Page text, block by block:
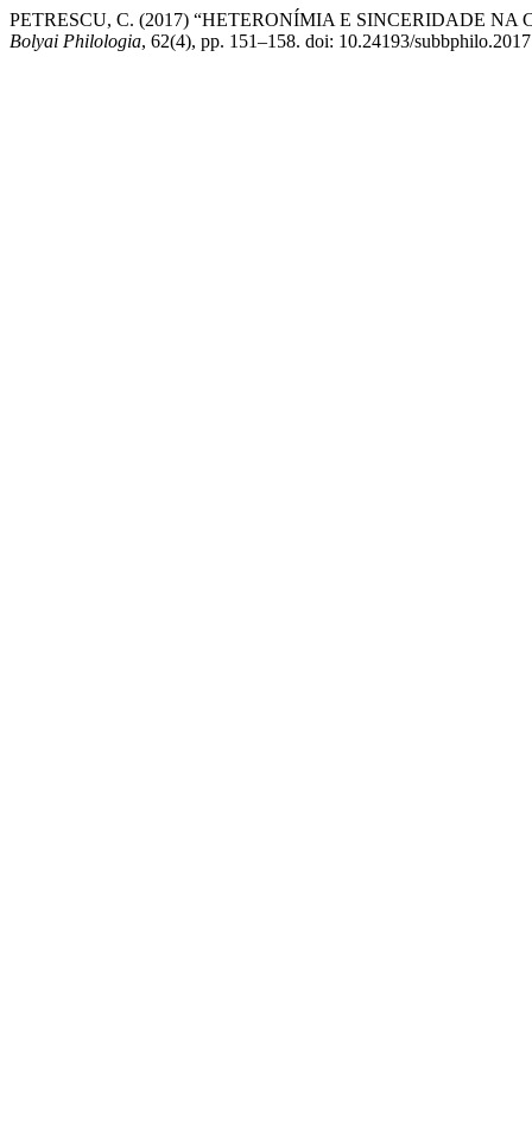
PETRESCU, C. (2017) “HETERONÍMIA E SINCERIDADE
Bolyai Philologia, 62(4), pp. 151–158. doi: 10.24193/